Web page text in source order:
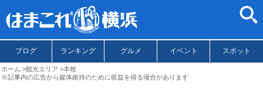
ブログ ランキング グルメ イベント スポット
ホーム 観光エリア
本牧
※記事内の広告から媒体維持のために収益を得る場合があります